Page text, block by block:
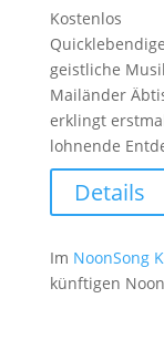
Kostenlos
geistliche
Mailänder
erklingt
lohnende
Details
Im NoonSong
künftigen